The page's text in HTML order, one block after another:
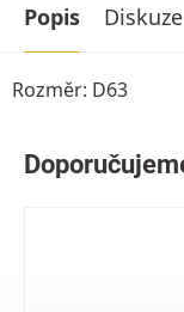
Popis Diskuze
Rozměr: D63